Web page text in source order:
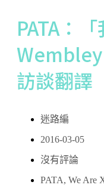
PATA：
Wembley
訪談翻譯
迷路編
2016-03-05
沒有評論
PATA, We Are